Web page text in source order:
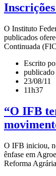
O Instituto
publicados
Continuada
Escrito
publicado
23/08/11
11h37
“O IFB
O IFB iniciou,
ênfase em
Reforma